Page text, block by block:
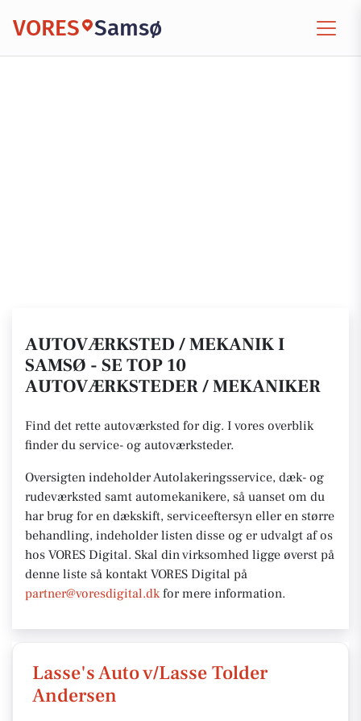
VORES Samsø
AUTOVÆRKSTED / MEKANIK I
SAMSØ - SE TOP 10
AUTOVÆRKSTEDER / MEKANIKER
Find det rette autoværksted for dig. I vores overblik
finder du service- og autoværksteder.
Oversigten indeholder Autolakeringsservice, dæk- og
rudeværksted samt automekanikere, så uanset om du
har brug for en dækskift, serviceeftersyn eller en større
behandling, indeholder listen disse og er udvalgt af os
hos VORES Digital. Skal din virksomhed ligge øverst på
denne liste så kontakt VORES Digital på
partner@voresdigital.dk for mere information.
Lasse's Auto v/Lasse Tolder
Andersen